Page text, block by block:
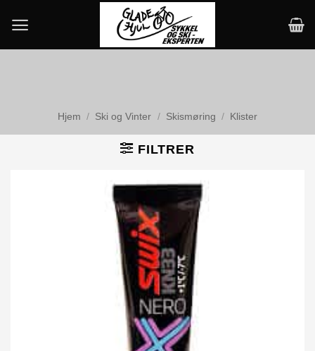
content
Hjem / Ski og Vinter / Skismøring / Klister
FILTRER